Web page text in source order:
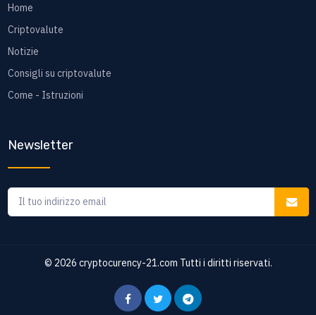
Home
Criptovalute
Notizie
Consigli su criptovalute
Come - Istruzioni
Newsletter
© 2026 cryptocurency-21.com Tutti i diritti riservati.